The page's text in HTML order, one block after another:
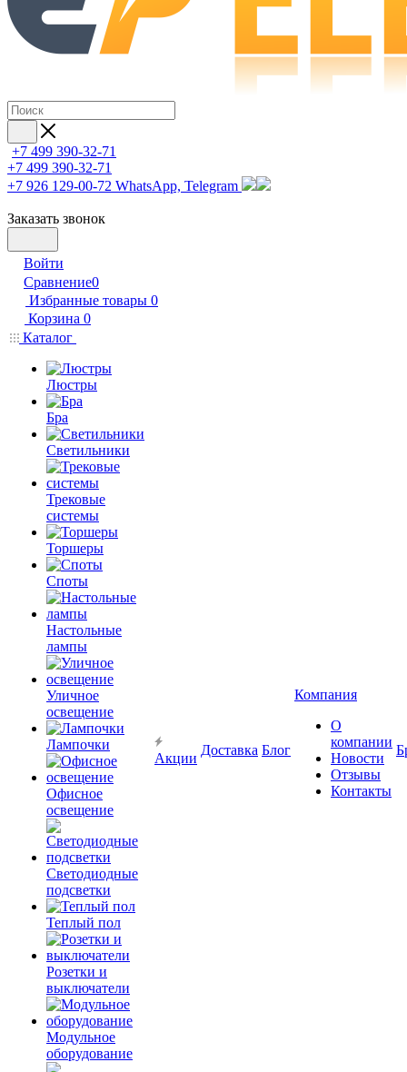
+7 499 390-32-71
+7 499 390-32-71
+7 926 129-00-72 WhatsApp, Telegram
Заказать звонок
Войти
Сравнение0
Избранные товары 0
Корзина 0
Каталог
Люстры
Бра
Светильники
Трековые
системы
Торшеры
Споты
Настольные
лампы
Уличное
освещение
Лампочки
Офисное
освещение
Светодиодные
подсветки
Теплый пол
Розетки и
выключатели
Модульное
оборудование
Акции
Доставка Блог
Компания
О
компании
Новости
Отзывы
Контакты